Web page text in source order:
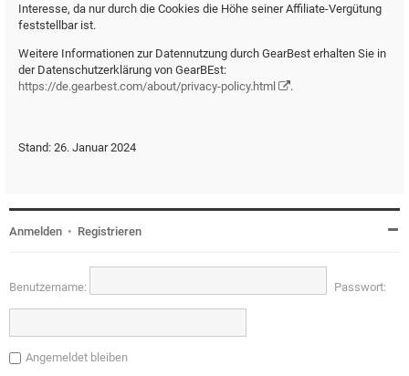
Interesse, da nur durch die Cookies die Höhe seiner Affiliate-Vergütung
feststellbar ist.
Weitere Informationen zur Datennutzung durch GearBest erhalten Sie in
der Datenschutzerklärung von GearBEst:
https://de.gearbest.com/about/privacy-policy.html
.
Stand: 26. Januar 2024
Anmelden • Registrieren
Benutzername: Passwort:
Angemeldet bleiben